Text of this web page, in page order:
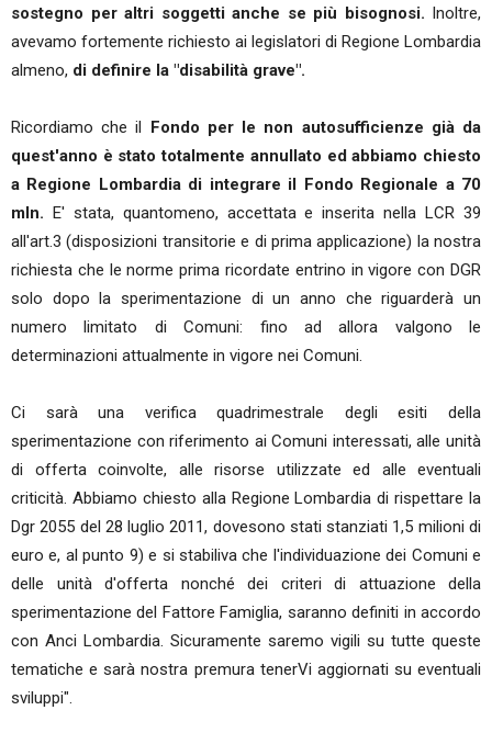
sostegno per altri soggetti anche se più bisognosi. Inoltre,
avevamo fortemente richiesto ai legislatori di Regione Lombardia
almeno, di definire la "disabilità grave".
Ricordiamo che il Fondo per le non autosufficienze già da
quest'anno è stato totalmente annullato ed abbiamo chiesto
a Regione Lombardia di integrare il Fondo Regionale a 70
mln. E' stata, quantomeno, accettata e inserita nella LCR 39
all'art.3 (disposizioni transitorie e di prima applicazione) la nostra
richiesta che le norme prima ricordate entrino in vigore con DGR
solo dopo la sperimentazione di un anno che riguarderà un
numero limitato di Comuni: fino ad allora valgono le
determinazioni attualmente in vigore nei Comuni.
Ci sarà una verifica quadrimestrale degli esiti della
sperimentazione con riferimento ai Comuni interessati, alle unità
di offerta coinvolte, alle risorse utilizzate ed alle eventuali
criticità. Abbiamo chiesto alla Regione Lombardia di rispettare la
Dgr 2055 del 28 luglio 2011, dovesono stati stanziati 1,5 milioni di
euro e, al punto 9) e si stabiliva che l'individuazione dei Comuni e
delle unità d'offerta nonché dei criteri di attuazione della
sperimentazione del Fattore Famiglia, saranno definiti in accordo
con Anci Lombardia. Sicuramente saremo vigili su tutte queste
tematiche e sarà nostra premura tenerVi aggiornati su eventuali
sviluppi".